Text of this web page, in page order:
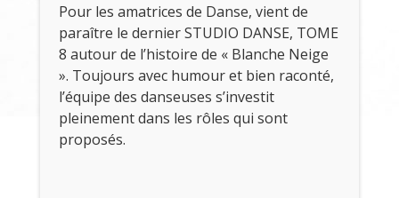
Pour les amatrices de Danse, vient de
paraître le dernier STUDIO DANSE, TOME
8 autour de l’histoire de « Blanche Neige
». Toujours avec humour et bien raconté,
l’équipe des danseuses s’investit
pleinement dans les rôles qui sont
proposés.